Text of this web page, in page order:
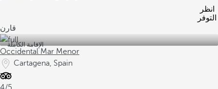
انظر
التوفر
قارن
الإقامة الكاملة
Occidental Mar Menor
Cartagena, Spain